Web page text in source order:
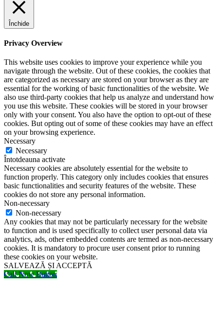
Închide
Privacy Overview
This website uses cookies to improve your experience while you
navigate through the website. Out of these cookies, the cookies that
are categorized as necessary are stored on your browser as they are
essential for the working of basic functionalities of the website. We
also use third-party cookies that help us analyze and understand how
you use this website. These cookies will be stored in your browser
only with your consent. You also have the option to opt-out of these
cookies. But opting out of some of these cookies may have an effect
on your browsing experience.
Necessary
Necessary
Întotdeauna activate
Necessary cookies are absolutely essential for the website to
function properly. This category only includes cookies that ensures
basic functionalities and security features of the website. These
cookies do not store any personal information.
Non-necessary
Non-necessary
Any cookies that may not be particularly necessary for the website
to function and is used specifically to collect user personal data via
analytics, ads, other embedded contents are termed as non-necessary
cookies. It is mandatory to procure user consent prior to running
these cookies on your website.
SALVEAZĂ ȘI ACCEPTĂ
Call Now Button